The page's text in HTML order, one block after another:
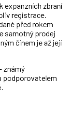
expanzních zbraní
registrace.
před rokem
samotný prodej
činem je až její
známý
podporovatelem